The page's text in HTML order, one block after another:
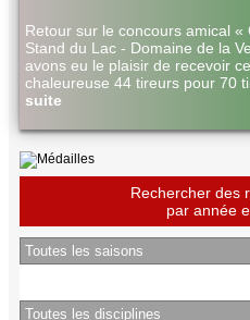
Retour sur le concours amical
Stand du Lac - Domaine de la
avons eu le plaisir de recevoir
chaleureuse 44 tireurs pour 70
suite
Rechercher des
par année